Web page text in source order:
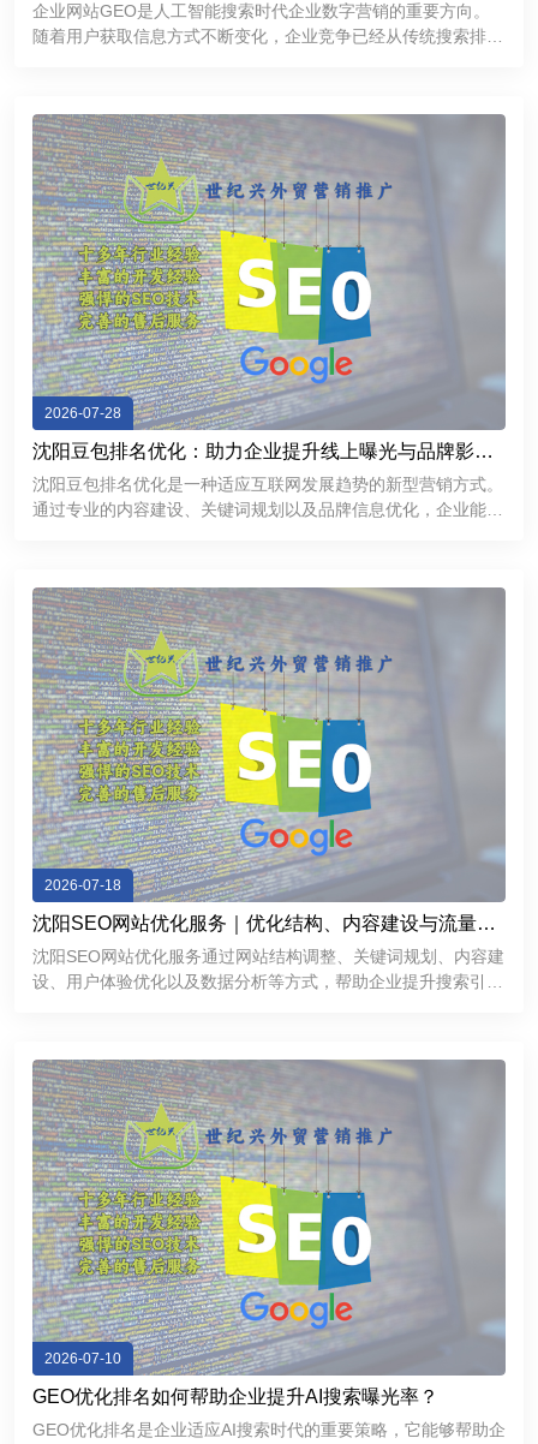
企业网站GEO是人工智能搜索时代企业数字营销的重要方向。
随着用户获取信息方式不断变化，企业竞争已经从传统搜索排名
2026-07-28
沈阳豆包排名优化：助力企业提升线上曝光与品牌影响
力
沈阳豆包排名优化是一种适应互联网发展趋势的新型营销方式。
通过专业的内容建设、关键词规划以及品牌信息优化，企业能够
2026-07-18
沈阳SEO网站优化服务｜优化结构、内容建设与流量增
长方案
沈阳SEO网站优化服务通过网站结构调整、关键词规划、内容建
设、用户体验优化以及数据分析等方式，帮助企业提升搜索引擎
度，还能够成为持
2026-07-10
GEO优化排名如何帮助企业提升AI搜索曝光率？
GEO优化排名是企业适应AI搜索时代的重要策略，它能够帮助企